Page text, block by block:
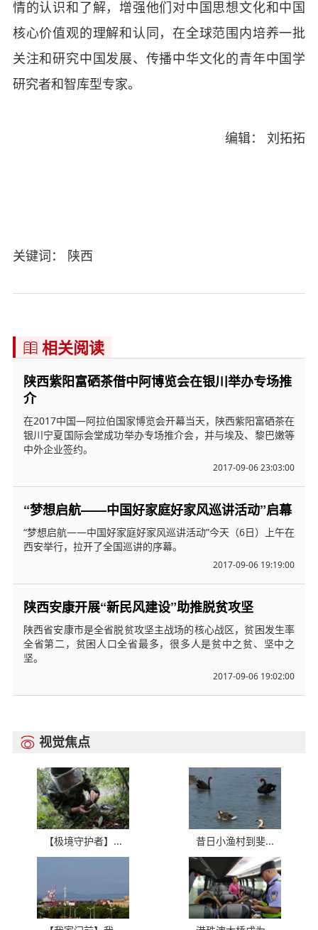
情的认识和了解，增强他们对中国思想文化和中国
核心价值观的理解和认同，在全球范围内培养一批
关注和研究中国发展、传播中华文化的青年中国学
研究者和智库型专家。
编辑： 刘拓拓
关键词： 陕西
 相关阅读
陕西紫阳富硒茶借中阿博览会在银川举办专场推
介
在2017中国—阿拉伯国家博览会开幕当天，陕西紫阳富硒茶在
银川宁夏国际会堂成功举办专场推介会，并与埃及、黎巴嫩等
中外企业签约。
2017-09-06 23:03:00
“梦想启航——中国好家庭好家风巡讲活动”启幕
“梦想启航——中国好家庭好家风巡讲活动”今天（6日）上午在
西安举行，拉开了全国巡讲的序幕。
2017-09-06 19:19:00
陕西安康开展“新民风建设”助推脱贫攻坚
陕西省安康市是全省脱贫攻坚主战场的核心战区，贫困发生率
全省第二，贫困人口全省最多，很多人是贫中之贫、坚中之
坚。
2017-09-06 19:02:00
 视觉焦点
【极境守护者】... 昔日小渔村到斐...